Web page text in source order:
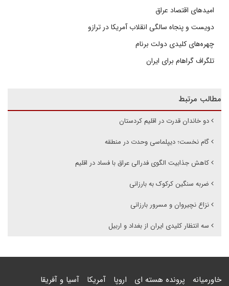
امیدهای اقتصاد عراق
دویست و پنجاه سالگی انقلاب آمریکا در ترازو
چهره‌های کلیدی دولت برنام
تلگراف گراهام برای ایران
مطالب مرتبط
دو خاندان قدرت در اقلیم کردستان
گام نخست؛ دیپلماسی وحدت در منطقه
کاهش جذابیت الگوی فدرالی عراق با فساد در اقلیم
ضربه سنگین کرکوک به بارزانی
نزاع نچیروان و مسرور بارزانی
سه انتظار کلیدی ایران از بغداد و اربیل
خاورمیانه پرونده هسته ای اروپا آمریکا آسیا و آفریقا